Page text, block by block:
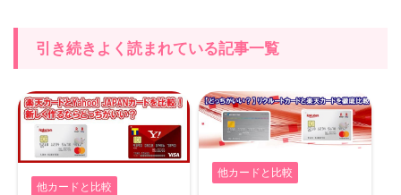
引き続きよく読まれている記事一覧
他カードと比較
他カードと比較